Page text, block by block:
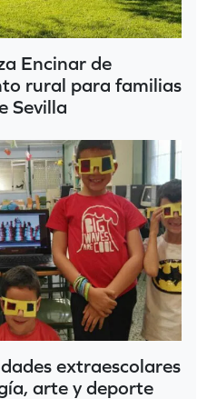
Encinar de
rural para familias
Sevilla
extraescolares
arte y deporte